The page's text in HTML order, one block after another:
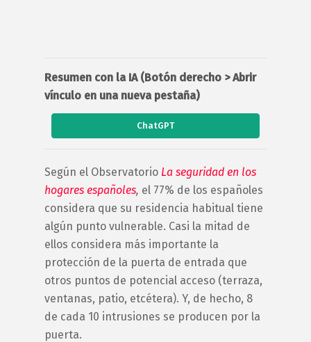
Resumen con la IA (Botón derecho > Abrir
vínculo en una nueva pestaña)
ChatGPT
Según el Observatorio La seguridad en los
hogares españoles, el 77% de los españoles
considera que su residencia habitual tiene
algún punto vulnerable. Casi la mitad de
ellos considera más importante la
protección de la puerta de entrada que
otros puntos de potencial acceso (terraza,
ventanas, patio, etcétera). Y, de hecho, 8
de cada 10 intrusiones se producen por la
puerta.